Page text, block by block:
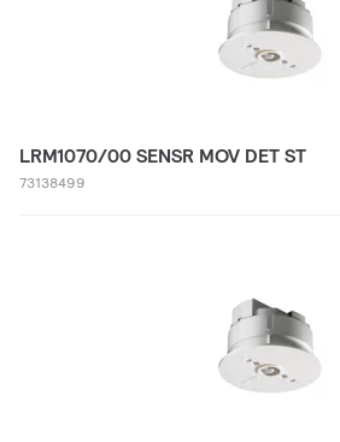
LRM1070/00 SENSR MOV DET ST
73138499